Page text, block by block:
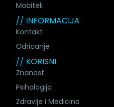
Mobiteli
// INFORMACIJA
Kontakt
Odricanje
// KORISNI
Znanost
Psihologija
Zdravlje i Medicina